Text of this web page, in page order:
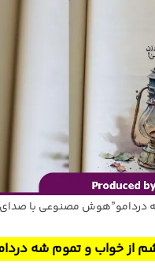
دردامو”هوش مصنوعی با
از خواب و تموم شه